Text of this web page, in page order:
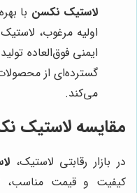
لاستیک نکسن با
اولیه مرغوب،
ایمنی فوق‌العاده
گسترده‌ای از
می‌کند.
مقایسه لاستیک
در بازار رقابتی لاستیک،
کیفیت و قیمت مناسب،